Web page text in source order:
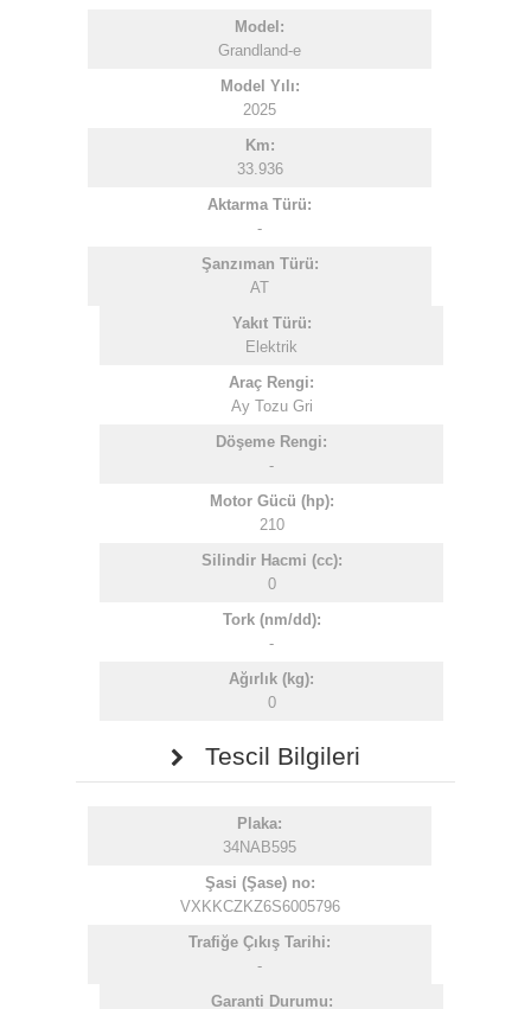
Model:
Grandland-e
Model Yılı:
2025
Km:
33.936
Aktarma Türü:
-
Şanzıman Türü:
AT
Yakıt Türü:
Elektrik
Araç Rengi:
Ay Tozu Gri
Döşeme Rengi:
-
Motor Gücü (hp):
210
Silindir Hacmi (cc):
0
Tork (nm/dd):
-
Ağırlık (kg):
0
Tescil Bilgileri
Plaka:
34NAB595
Şasi (Şase) no:
VXKKCZKZ6S6005796
Trafiğe Çıkış Tarihi:
-
Garanti Durumu: